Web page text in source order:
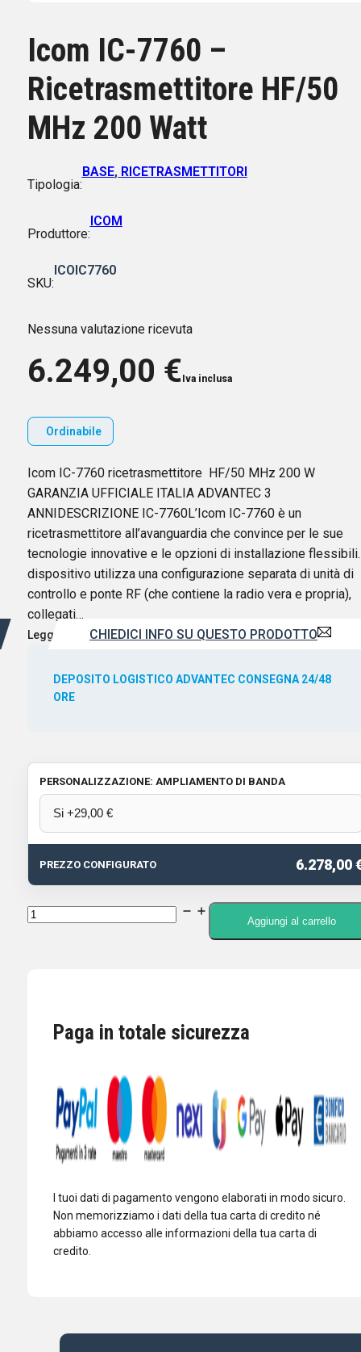
Icom IC-7760 –
Ricetrasmettitore HF/50
MHz 200 Watt
Tipologia:
BASE, RICETRASMETTITORI
Produttore:
ICOM
SKU:
ICOIC7760
Nessuna valutazione ricevuta
6.249,00 € Iva inclusa
Ordinabile
Icom IC-7760 ricetrasmettitore HF/50 MHz 200 W
GARANZIA UFFICIALE ITALIA ADVANTEC 3
ANNIDESCRIZIONE IC-7760L’Icom IC-7760 è un
ricetrasmettitore all’avanguardia che convince per le sue
tecnologie innovative e le opzioni di installazione
dispositivo utilizza una configurazione separata di unità di
controllo e ponte RF (che contiene la radio vera e propria),
collegati…
Leggi di più CHIEDICI INFO SU QUESTO PRODOTTO
DEPOSITO LOGISTICO ADVANTEC CONSEGNA 24/48
ORE
PERSONALIZZAZIONE: AMPLIAMENTO DI BANDA
PREZZO CONFIGURATO 6.278,00
Icom
quantità
Aggiungi al carrello
Paga in totale sicurezza
I tuoi dati di pagamento vengono elaborati in modo sicuro.
Non memorizziamo i dati della tua carta di credito né
abbiamo accesso alle informazioni della tua carta di
credito.